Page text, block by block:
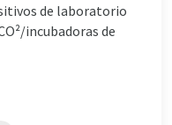
de laboratorio
incubadoras de